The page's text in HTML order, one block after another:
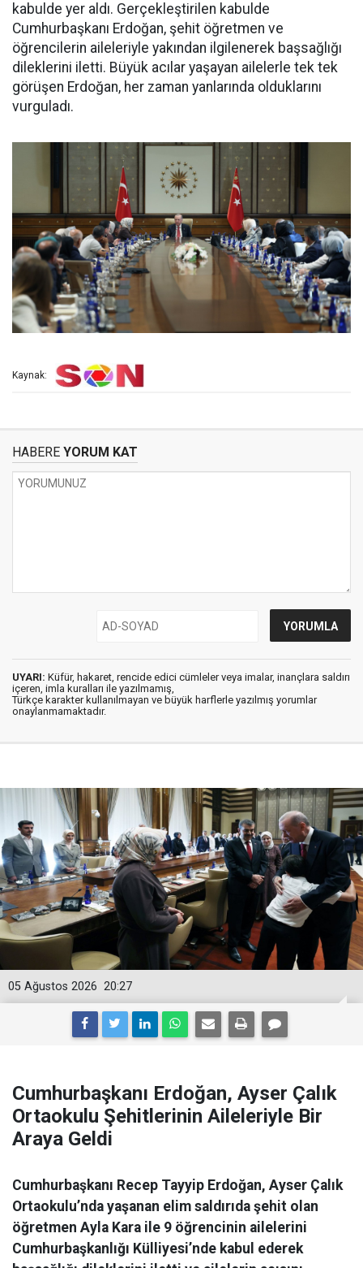
kabulde yer aldı. Gerçekleştirilen kabulde
Cumhurbaşkanı Erdoğan, şehit öğretmen ve
öğrencilerin aileleriyle yakından ilgilenerek başsağlığı
dileklerini iletti. Büyük acılar yaşayan ailelerle tek tek
görüşen Erdoğan, her zaman yanlarında olduklarını
vurguladı.
Kaynak:
HABERE YORUM KAT
UYARI: Küfür, hakaret, rencide edici cümleler veya imalar, inançlara saldırı
içeren, imla kuralları ile yazılmamış,
Türkçe karakter kullanılmayan ve büyük harflerle yazılmış yorumlar
onaylanmamaktadır.
20:27
05 Ağustos 2026
Cumhurbaşkanı Erdoğan, Ayser Çalık
Ortaokulu Şehitlerinin Aileleriyle Bir
Araya Geldi
Cumhurbaşkanı Recep Tayyip Erdoğan, Ayser Çalık
Ortaokulu’nda yaşanan elim saldırıda şehit olan
öğretmen Ayla Kara ile 9 öğrencinin ailelerini
Cumhurbaşkanlığı Külliyesi’nde kabul ederek